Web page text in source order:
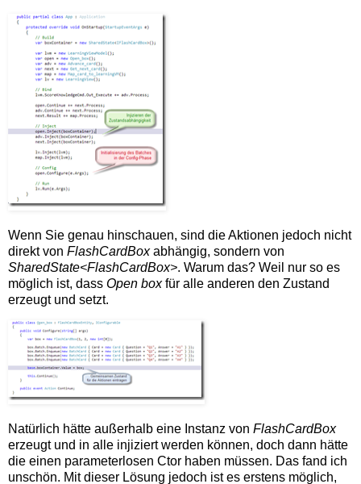
Wenn Sie genau hinschauen, sind die Aktionen jedoch nicht
direkt von FlashCardBoxabhängig, sondern von
SharedState<FlashCardBox>. Warum das? Weil nur so es
möglich ist, dass Open boxfür alle anderen den Zustand
erzeugt und setzt.
Natürlich hätte außerhalb eine Instanz von FlashCardBox
erzeugt und in alle injiziert werden können, doch dann hätte
die einen parameterlosen Ctor haben müssen. Das fand ich
unschön. Mit dieser Lösung jedoch ist es erstens möglich,